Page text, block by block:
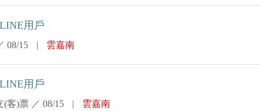
用戶
08/15 | 雲嘉南
用戶
(客)票 ／ 08/15 | 雲嘉南